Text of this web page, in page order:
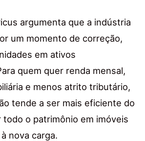
argumenta que a indústria
um momento de correção,
em ativos
quem quer renda mensal,
e menos atrito tributário,
tende a ser mais eficiente do
o patrimônio em imóveis
nova carga.